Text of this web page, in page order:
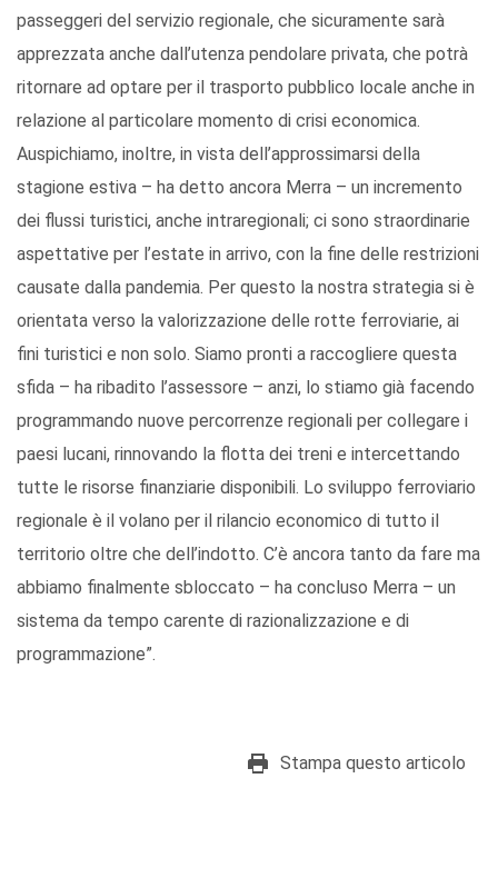
passeggeri del servizio regionale, che sicuramente sarà
apprezzata anche dall’utenza pendolare privata, che potrà
ritornare ad optare per il trasporto pubblico locale anche in
relazione al particolare momento di crisi economica.
Auspichiamo, inoltre, in vista dell’approssimarsi della
stagione estiva – ha detto ancora Merra – un incremento
dei flussi turistici, anche intraregionali; ci sono straordinarie
aspettative per l’estate in arrivo, con la fine delle restrizioni
causate dalla pandemia. Per questo la nostra strategia si è
orientata verso la valorizzazione delle rotte ferroviarie, ai
fini turistici e non solo. Siamo pronti a raccogliere questa
sfida – ha ribadito l’assessore – anzi, lo stiamo già facendo
programmando nuove percorrenze regionali per collegare i
paesi lucani, rinnovando la flotta dei treni e intercettando
tutte le risorse finanziarie disponibili. Lo sviluppo ferroviario
regionale è il volano per il rilancio economico di tutto il
territorio oltre che dell’indotto. C’è ancora tanto da fare ma
abbiamo finalmente sbloccato – ha concluso Merra – un
sistema da tempo carente di razionalizzazione e di
programmazione”.
Stampa questo articolo